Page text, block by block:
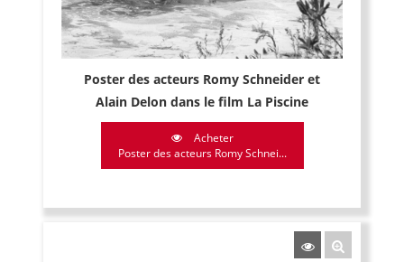
Poster des acteurs Romy Schneider et
Alain Delon dans le film La Piscine
Acheter
Poster des acteurs Romy Schnei...